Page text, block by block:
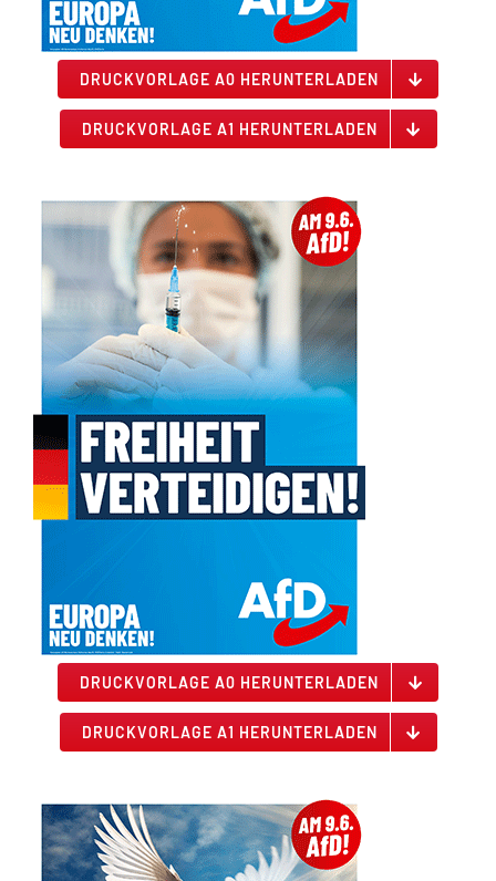
DRUCKVORLAGE A0 HERUNTERLADEN
DRUCKVORLAGE A1 HERUNTERLADEN
DRUCKVORLAGE A0 HERUNTERLADEN
DRUCKVORLAGE A1 HERUNTERLADEN